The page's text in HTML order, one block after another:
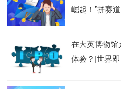
崛起！”拼赛
在大英博物馆
体验？|世界